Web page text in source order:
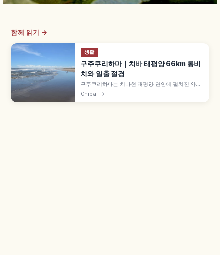
함께 읽기 →
생활
구주쿠리하마｜치바 태평양 66km 롱비
치와 일출 절경
구주쿠리하마는 치바현 태평양 연안에 펼쳐진 약
66km 모래사장으로, 일본 최대 규모 모래사장 중
Chiba →